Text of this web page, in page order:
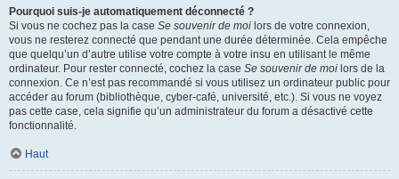
Pourquoi suis-je automatiquement déconnecté ?
Si vous ne cochez pas la case Se souvenir de moi lors de votre connexion,
vous ne resterez connecté que pendant une durée déterminée. Cela empêche
que quelqu’un d’autre utilise votre compte à votre insu en utilisant le même
ordinateur. Pour rester connecté, cochez la case Se souvenir de moi lors de la
connexion. Ce n’est pas recommandé si vous utilisez un ordinateur public pour
accéder au forum (bibliothèque, cyber-café, université, etc.). Si vous ne voyez
pas cette case, cela signifie qu’un administrateur du forum a désactivé cette
fonctionnalité.
Haut